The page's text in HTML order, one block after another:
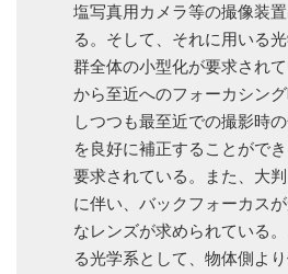
塩写真用カメラ等の撮像装
る。そして、それに用いる
群全体の小型化が要求され
から至近へのフォーカシン
しつつも最至近での撮影時
を良好に補正することがで
要求されている。また、大
に伴い、バックフォーカス
なレンズが求められている
る光学系として、物体側よ